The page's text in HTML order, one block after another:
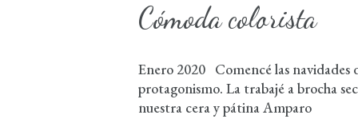
Cómoda colorista
Enero 2020 Comencé las navidades
protagonismo. La trabajé a brocha
nuestra cera y pátina Amparo